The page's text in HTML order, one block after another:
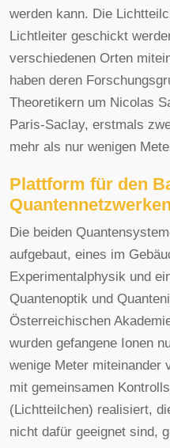
werden kann. Die
Lichtleiter geschickt
verschiedenen Orten
haben deren
Theoretikern um Nicolas
Paris-Saclay, erstmals
mehr als nur wenigen
Plattform für den
Quantennetzwerken
Die beiden
aufgebaut, eines im
Experimentalphysik und
Quantenoptik und
Österreichischen
wurden gefangene Ionen
wenige Meter miteinander
mit gemeinsamen
(Lichtteilchen) realisiert,
nicht dafür geeignet sind,